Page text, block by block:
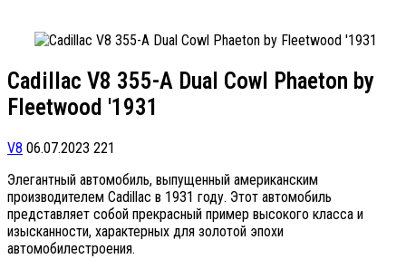
Cadillac V8 355-A Dual Cowl Phaeton by
Fleetwood '1931
V8 06.07.2023 221
Элегантный автомобиль, выпущенный американским
производителем Cadillac в 1931 году. Этот автомобиль
представляет собой прекрасный пример высокого класса и
изысканности, характерных для золотой эпохи
автомобилестроения.